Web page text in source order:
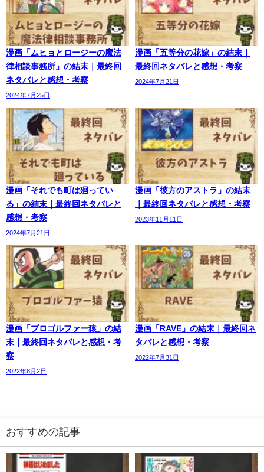
漫画「ムヒョとロージーの魔法
律相談事務所」の結末｜最終回
ネタバレと感想・考察
2024年7月25日
漫画「五等分の花嫁」の結末｜
最終回ネタバレと感想・考察
2024年7月21日
漫画「それでも町は廻ってい
る」の結末｜最終回ネタバレと
感想・考察
2024年7月21日
漫画「彼方のアストラ」の結末
｜最終回ネタバレと感想・考察
2023年11月11日
漫画「プロゴルファー猿」の結
末｜最終回ネタバレと感想・考
察
2022年8月2日
漫画「RAVE」の結末｜最終回ネ
タバレと感想・考察
2022年7月31日
おすすめの記事